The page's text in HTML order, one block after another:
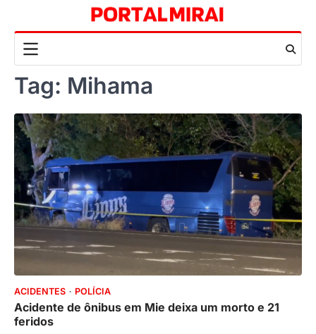
content
Tag: Mihama
ACIDENTES POLÍCIA
Acidente de ônibus em Mie deixa um morto e 21
feridos